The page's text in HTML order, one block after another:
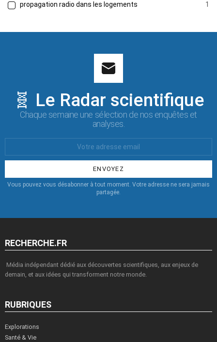
propagation radio dans les logements
1
🧬 Le Radar scientifique
Chaque semaine une sélection de nos enquêtes et
analyses.
:
Vous pouvez vous désabonner à tout moment. Votre adresse ne sera jamais
partagée.
RECHERCHE.FR
Média indépendant dédié aux découvertes scientifiques, aux enjeux de
demain, et aux idées qui transforment notre monde.
RUBRIQUES
Explorations
Santé & Vie